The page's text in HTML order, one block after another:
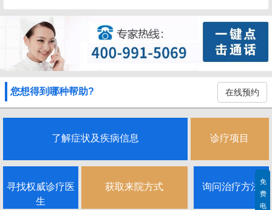
您想得到哪种帮助? 在线预约
了解症状及疾病信息 诊疗项目
寻找权威诊疗医
生
获取来院方式 询问治疗方法
免
费
电